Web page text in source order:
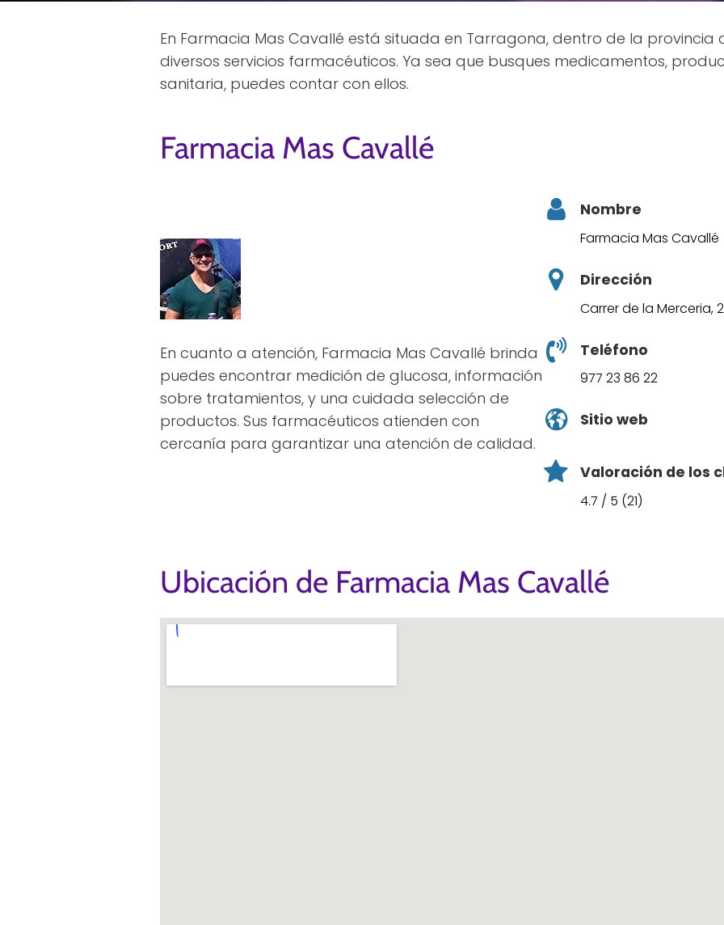
En Farmacia Mas Cavallé está situada en Tarragona, dentro de la provincia
diversos servicios farmacéuticos. Ya sea que busques medicamentos,
sanitaria, puedes contar con ellos.
Farmacia Mas Cavallé
En cuanto a atención, Farmacia Mas Cavallé brinda
puedes encontrar medición de glucosa, información
sobre tratamientos, y una cuidada selección de
productos. Sus farmacéuticos atienden con
cercanía para garantizar una atención de calidad.
Nombre
Farmacia Mas Cavallé
Dirección
Carrer de la Merceria,
Teléfono
977 23 86 22
Sitio web
Valoración de los
4.7 / 5 (21)
Ubicación de Farmacia Mas Cavallé